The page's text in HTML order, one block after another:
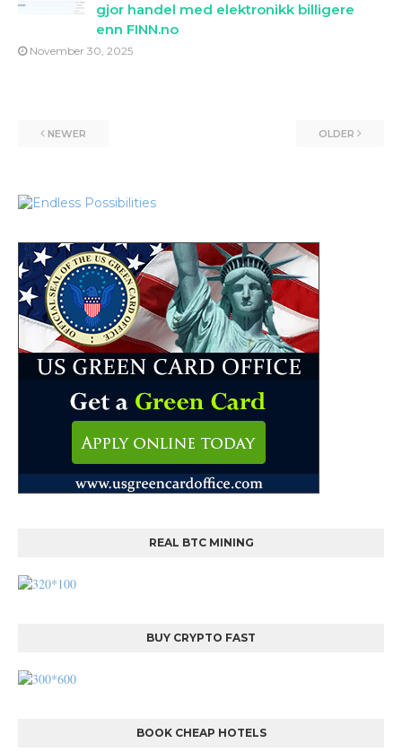
gjor handel med elektronikk billigere
enn FINN.no
November 30, 2025
NEWER OLDER
REAL BTC MINING
BUY CRYPTO FAST
BOOK CHEAP HOTELS